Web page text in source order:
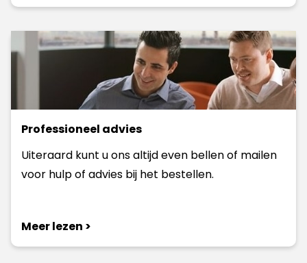
Professioneel advies
Uiteraard kunt u ons altijd even bellen of mailen
voor hulp of advies bij het bestellen.
Meer lezen >